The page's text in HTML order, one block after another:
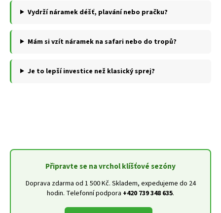
Vydrží náramek déšť, plavání nebo pračku?
Mám si vzít náramek na safari nebo do tropů?
Je to lepší investice než klasický sprej?
Připravte se na vrchol klíšťové sezóny
Doprava zdarma od 1 500 Kč. Skladem, expedujeme do 24
hodin. Telefonní podpora +420 739 348 635.